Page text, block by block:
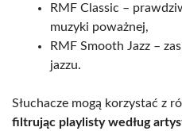
RMF Classic –
muzyki poważnej,
RMF Smooth Jazz –
jazzu.
Słuchacze mogą korzystać z
filtrując playlisty według